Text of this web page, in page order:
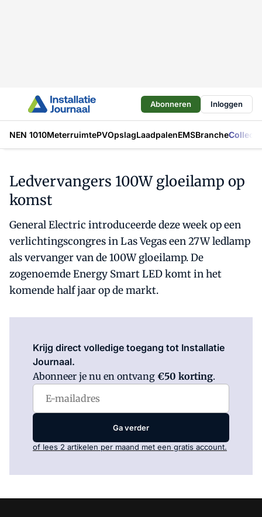
Abonneren Inloggen
NEN 1010MeterruimtePVOpslagLaadpalenEMSBranche
Ledvervangers 100W gloeilamp op
komst
General Electric introduceerde deze week op een
verlichtingscongres in Las Vegas een 27W ledlamp
als vervanger van de 100W gloeilamp. De
zogenoemde Energy Smart LED komt in het
komende half jaar op de markt.
Krijg direct volledige toegang tot Installatie
Journaal.
Abonneer je nu en ontvang €50 korting.
Ga verder
of lees 2 artikelen per maand met een gratis account.